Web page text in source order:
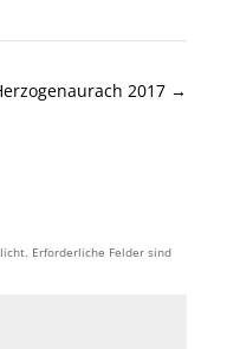
2017 →
Erforderliche Felder sind